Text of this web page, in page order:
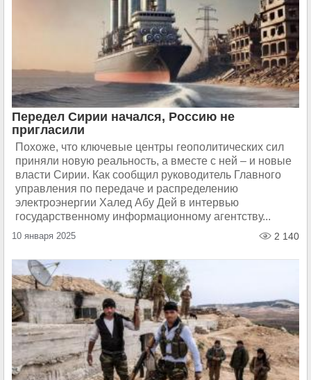
Передел Сирии начался, Россию не
пригласили
Похоже, что ключевые центры геополитических сил
приняли новую реальность, а вместе с ней – и новые
власти Сирии. Как сообщил руководитель Главного
управления по передаче и распределению
электроэнергии Халед Абу Дей в интервью
государственному информационному агентству...
10 января 2025 2 140